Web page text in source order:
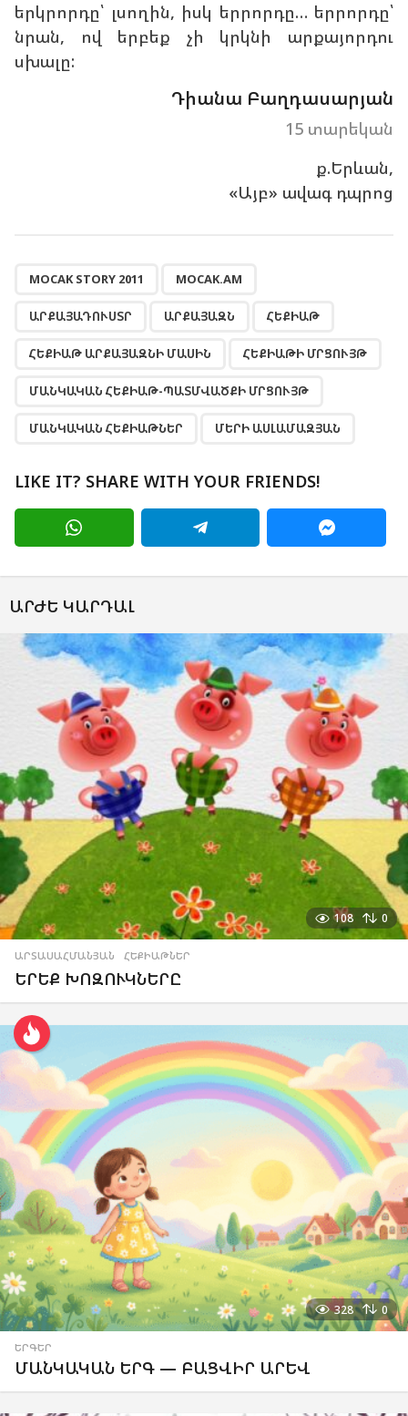
երկրորդը՝ լսողին, իսկ երրորդը… երրորդը՝
նրան, ով երբեք չի կրկնի արքայորդու
սխալը:
Դիանա Բաղդասարյան
15 տարեկան
ք.Երևան,
«Այբ» ավագ դպրոց
MOCAK STORY 2011 MOCAK.AM
ԱՐՔԱՅԱԴՈՒՍՏՐ ԱՐՔԱՅԱԶՆ ՀԵՔԻԱԹ
ՀԵՔԻԱԹ ԱՐՔԱՅԱԶՆԻ ՄԱՍԻՆ ՀԵՔԻԱԹԻ ՄՐՑՈՒՅԹ
ՄԱՆԿԱԿԱՆ ՀԵՔԻԱԹ-ՊԱՏՄՎԱԾՔԻ ՄՐՑՈՒՅԹ
ՄԱՆԿԱԿԱՆ ՀԵՔԻԱԹՆԵՐ ՄԵՐԻ ԱՍԼԱՄԱԶՅԱՆ
LIKE IT? SHARE WITH YOUR FRIENDS!
ԱՐԺԵ ԿԱՐԴԱԼ
108 0
ԱՐՏԱՍԱՀՄԱՆՅԱՆ ,ՀԵՔԻԱԹՆԵՐ
ԵՐԵՔ ԽՈԶՈՒԿՆԵՐԸ
328 0
ԵՐԳԵՐ
ՄԱՆԿԱԿԱՆ ԵՐԳ — ԲԱՑՎԻՐ ԱՐԵՎ